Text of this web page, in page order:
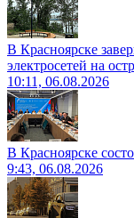
В Красноярске
электросетей на
10:11, 06.08.2026
В Красноярске
9:43, 06.08.2026